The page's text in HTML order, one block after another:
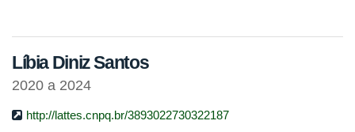
Líbia Diniz Santos
2020 a 2024
http://lattes.cnpq.br/3893022730322187